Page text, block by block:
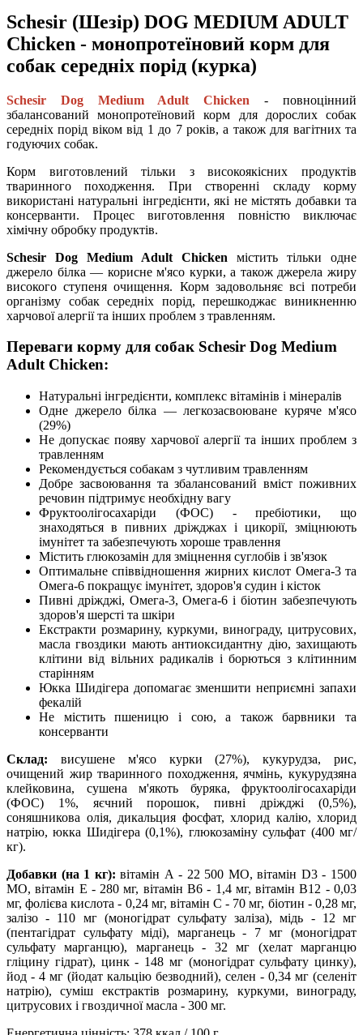
Schesir (Шезір) DOG MEDIUM ADULT
Chicken - монопротеїновий корм для
собак середніх порід (курка)
Schesir Dog Medium Adult Chicken - повноцінний
збалансований монопротеїновий корм для дорослих собак
середніх порід віком від 1 до 7 років, а також для вагітних та
годуючих собак.
Корм виготовлений тільки з високоякісних продуктів
тваринного походження. При створенні складу корму
використані натуральні інгредієнти, які не містять добавки та
консерванти. Процес виготовлення повністю виключає
хімічну обробку продуктів.
Schesir Dog Medium Adult Chicken містить тільки одне
джерело білка — корисне м'ясо курки, а також джерела жиру
високого ступеня очищення. Корм задовольняє всі потреби
організму собак середніх порід, перешкоджає виникненню
харчової алергії та інших проблем з травленням.
Переваги корму для собак Schesir Dog Medium
Adult Chicken:
Натуральні інгредієнти, комплекс вітамінів і мінералів
Одне джерело білка — легкозасвоюване куряче м'ясо
(29%)
Не допускає появу харчової алергії та інших проблем з
травленням
Рекомендується собакам з чутливим травленням
Добре засвоювання та збалансований вміст поживних
речовин підтримує необхідну вагу
Фруктоолігосахаріди (ФОС) - пребіотики, що
знаходяться в пивних дріжджах і цикорії, зміцнюють
імунітет та забезпечують хороше травлення
Містить глюкозамін для зміцнення суглобів і зв'язок
Оптимальне співвідношення жирних кислот Омега-3 та
Омега-6 покращує імунітет, здоров'я судин і кісток
Пивні дріжджі, Омега-3, Омега-6 і біотин забезпечують
здоров'я шерсті та шкіри
Екстракти розмарину, куркуми, винограду, цитрусових,
масла гвоздики мають антиоксидантну дію, захищають
клітини від вільних радикалів і борються з клітинним
старінням
Юкка Шидігера допомагає зменшити неприємні запахи
фекалій
Не містить пшеницю і сою, а також барвники та
консерванти
Склад: висушене м'ясо курки (27%), кукурудза, рис,
очищений жир тваринного походження, ячмінь, кукурудзяна
клейковина, сушена м'якоть буряка, фруктоолігосахаріди
(ФОС) 1%, яєчний порошок, пивні дріжджі (0,5%),
соняшникова олія, дикальция фосфат, хлорид калію, хлорид
натрію, юкка Шидігера (0,1%), глюкозаміну сульфат (400 мг/
кг).
Добавки (на 1 кг): вітамін А - 22 500 МО, вітамін D3 - 1500
МО, вітамін Е - 280 мг, вітамін B6 - 1,4 мг, вітамін В12 - 0,03
мг, фолієва кислота - 0,24 мг, вітамін С - 70 мг, біотин - 0,28 мг,
залізо - 110 мг (моногідрат сульфату заліза), мідь - 12 мг
(пентагідрат сульфату міді), марганець - 7 мг (моногідрат
сульфату марганцю), марганець - 32 мг (хелат марганцю
гліцину гідрат), цинк - 148 мг (моногідрат сульфату цинку),
йод - 4 мг (йодат кальцію безводний), селен - 0,34 мг (селеніт
натрію), суміш екстрактів розмарину, куркуми, винограду,
цитрусових і гвоздичної масла - 300 мг.